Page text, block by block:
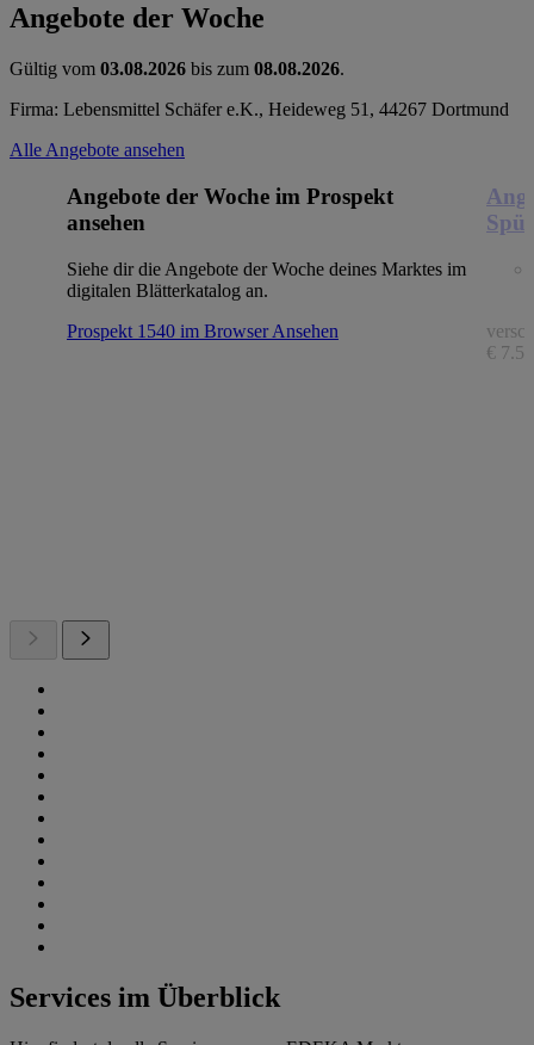
Angebote der Woche
Gültig vom 03.08.2026 bis zum 08.08.2026.
Firma: Lebensmittel Schäfer e.K., Heideweg 51, 44267 Dortmund
Alle Angebote ansehen
Angebote der Woche im Prospekt
ansehen
Siehe dir die Angebote der Woche deines Marktes im
digitalen Blätterkatalog an.
Prospekt 1540 im BrowserAnsehen
€
Services im Überblick